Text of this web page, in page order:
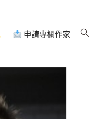
申請專欄作家